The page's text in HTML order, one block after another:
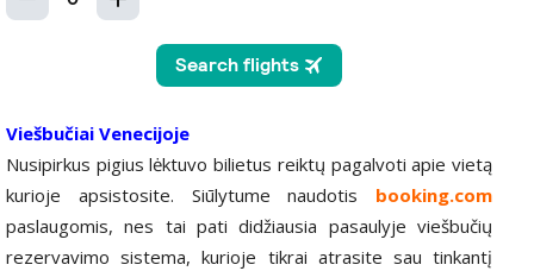
Viešbučiai Venecijoje
Nusipirkus pigius lėktuvo bilietus reiktų pagalvoti apie vietą
kurioje apsistosite. Siūlytume naudotis booking.com
paslaugomis, nes tai pati didžiausia pasaulyje viešbučių
rezervavimo sistema, kurioje tikrai atrasite sau tinkantį